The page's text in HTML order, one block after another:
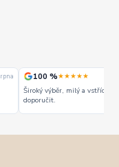
100 %★★★★★
Široký výběr, milý a vstřícný
doporučit.